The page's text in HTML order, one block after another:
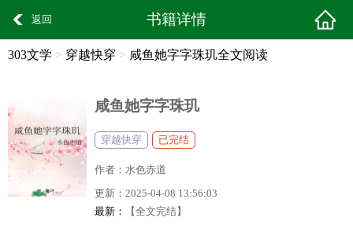
返回 书籍详情
303文学 > 穿越快穿 > 咸鱼她字字珠玑全文阅读
咸鱼她字字珠玑
穿越快穿 已完结
作者： 水色赤道
更新： 2025-04-08 13:56:03
最新：
【全文完结】